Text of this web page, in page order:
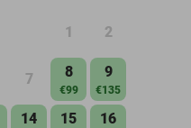
1 2
7 8
€99
9
€135
14 15 16